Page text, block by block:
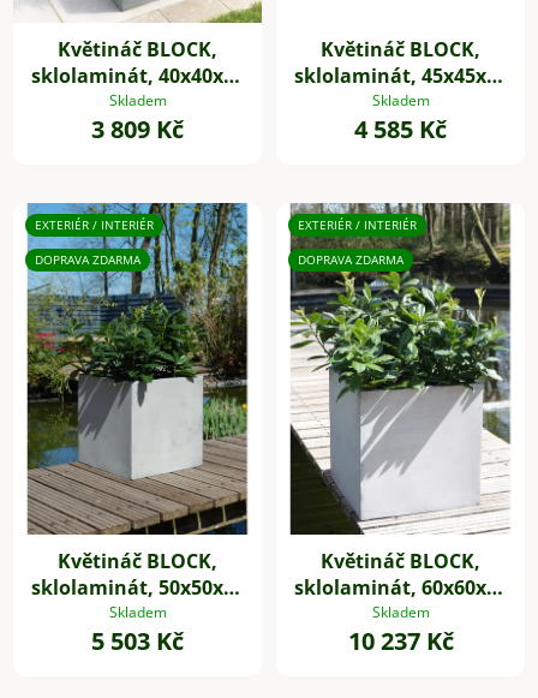
Květináč BLOCK,
sklolaminát, 40x40x40
cm, beton design
Skladem
3 809 Kč
Květináč BLOCK,
sklolaminát, 45x45x45
cm, beton design
Skladem
4 585 Kč
EXTERIÉR / INTERIÉR
DOPRAVA ZDARMA
Květináč BLOCK,
sklolaminát, 50x50x50
cm, beton design
Skladem
5 503 Kč
EXTERIÉR / INTERIÉR
DOPRAVA ZDARMA
Květináč BLOCK,
sklolaminát, 60x60x60
cm, beton design
Skladem
10 237 Kč